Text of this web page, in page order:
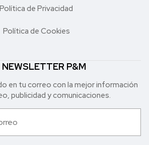
Política de Privacidad
Política de Cookies
NEWSLETTER P&M
en tu correo con la mejor in formación
publicidad y comunicaciones.